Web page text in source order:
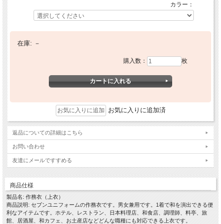
カラー：
在庫: －
購入数： 枚
お気に入りに追加済
返品についての詳細はこちら
お問い合わせ
友達にメールですすめる
商品仕様
製品名: 作務衣（上衣）
商品説明: セブンユニフォームの作務衣です。男女兼用です。1着で和を演出できる便
利なアイテムです。ホテル、レストラン、日本料理店、和食店、調理師、料亭、旅
館、居酒屋、和カフェ、お土産店などどんな職種にも対応できる上衣です。